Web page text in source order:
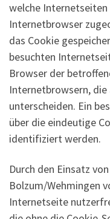
welche
Internetbrowser
das Cookie
besuchten
Browser der
Internetbrowsern, die
unterscheiden. Ein
über die eindeutige
identifiziert werden.
Durch den Einsatz
Bolzum/Wehmingen
Internetseite